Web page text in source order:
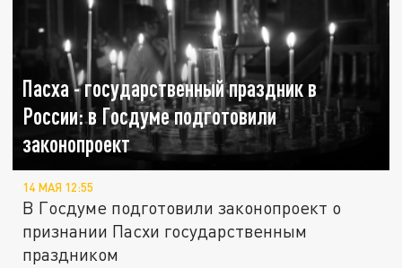
Пасха - государственный праздник в
России: в Госдуме подготовили
законопроект
14 МАЯ 12:55
В Госдуме подготовили законопроект о
признании Пасхи государственным
праздником